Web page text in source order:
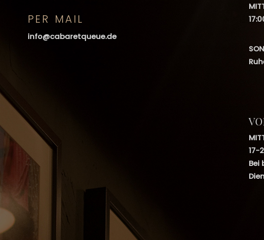
PER MAIL
info@cabaretqueue.de
17-
Bei